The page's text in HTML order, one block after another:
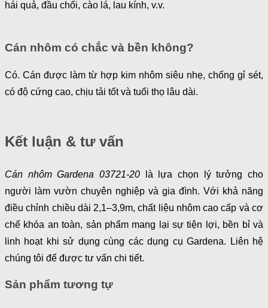
hái quả, đầu chổi, cào lá, lau kính, v.v.
Cán nhôm có chắc và bền không?
Có. Cán được làm từ hợp kim nhôm siêu nhẹ, chống gỉ sét,
có độ cứng cao, chịu tải tốt và tuổi thọ lâu dài.
Kết luận & tư vấn
Cán nhôm Gardena 03721-20 là lựa chọn lý tưởng cho
người làm vườn chuyên nghiệp và gia đình. Với khả năng
điều chỉnh chiều dài 2,1–3,9m, chất liệu nhôm cao cấp và cơ
chế khóa an toàn, sản phẩm mang lại sự tiện lợi, bền bỉ và
linh hoạt khi sử dụng cùng các dụng cụ Gardena. Liên hệ
chúng tôi để được tư vấn chi tiết.
Sản phẩm tương tự